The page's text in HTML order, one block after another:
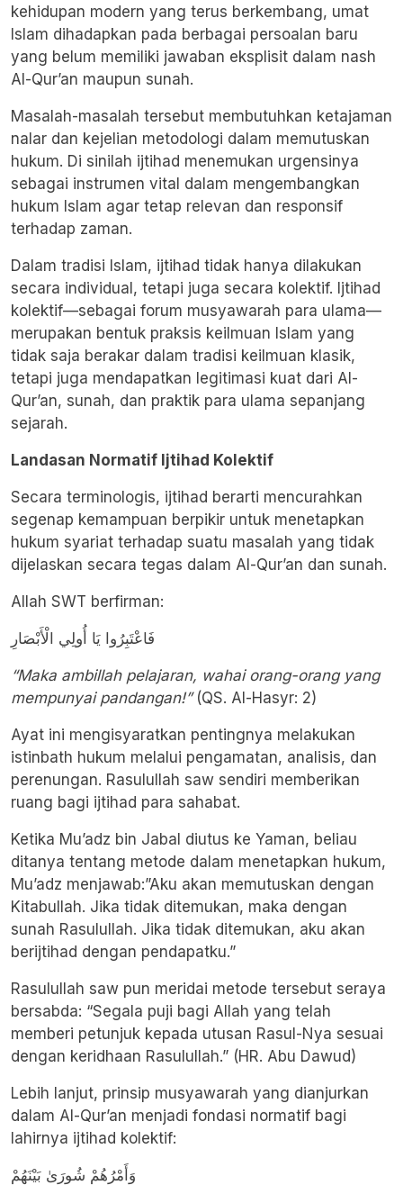
kehidupan modern yang terus berkembang, umat
Islam dihadapkan pada berbagai persoalan baru
yang belum memiliki jawaban eksplisit dalam nash
Al-Qur’an maupun sunah.
Masalah-masalah tersebut membutuhkan ketajaman
nalar dan kejelian metodologi dalam memutuskan
hukum. Di sinilah ijtihad menemukan urgensinya
sebagai instrumen vital dalam mengembangkan
hukum Islam agar tetap relevan dan responsif
terhadap zaman.
Dalam tradisi Islam, ijtihad tidak hanya dilakukan
secara individual, tetapi juga secara kolektif. Ijtihad
kolektif—sebagai forum musyawarah para ulama—
merupakan bentuk praksis keilmuan Islam yang
tidak saja berakar dalam tradisi keilmuan klasik,
tetapi juga mendapatkan legitimasi kuat dari Al-
Qur’an, sunah, dan praktik para ulama sepanjang
sejarah.
Landasan Normatif Ijtihad Kolektif
Secara terminologis, ijtihad berarti mencurahkan
segenap kemampuan berpikir untuk menetapkan
hukum syariat terhadap suatu masalah yang tidak
dijelaskan secara tegas dalam Al-Qur’an dan sunah.
Allah SWT berfirman:
فَاعْتَبِرُوا يَا أُولِي الْأَبْصَارِ
“Maka ambillah pelajaran, wahai orang-orang yang
mempunyai pandangan!”(QS. Al-Hasyr: 2)
Ayat ini mengisyaratkan pentingnya melakukan
istinbath hukum melalui pengamatan, analisis, dan
perenungan. Rasulullah saw sendiri memberikan
ruang bagi ijtihad para sahabat.
Ketika Mu’adz bin Jabal diutus ke Yaman, beliau
ditanya tentang metode dalam menetapkan hukum,
Mu’adz menjawab:”Aku akan memutuskan dengan
Kitabullah. Jika tidak ditemukan, maka dengan
sunah Rasulullah. Jika tidak ditemukan, aku akan
berijtihad dengan pendapatku.”
Rasulullah saw pun meridai metode tersebut seraya
bersabda: “Segala puji bagi Allah yang telah
memberi petunjuk kepada utusan Rasul-Nya sesuai
dengan keridhaan Rasulullah.” (HR. Abu Dawud)
Lebih lanjut, prinsip musyawarah yang dianjurkan
dalam Al-Qur’an menjadi fondasi normatif bagi
lahirnya ijtihad kolektif:
وَأَمْرُهُمْ شُورَىٰ بَيْنَهُمْ